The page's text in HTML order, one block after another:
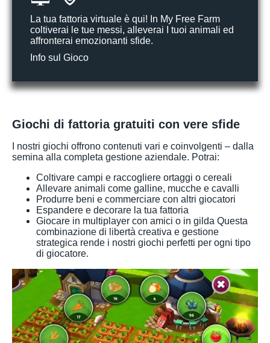
La tua fattoria virtuale è qui! In My Free Farm
coltiverai le tue messi, alleverai I tuoi animali ed
affronterai emozionanti sfide.
Info sul Gioco
Giochi di fattoria gratuiti con vere sfide
I nostri giochi offrono contenuti vari e coinvolgenti – dalla
semina alla completa gestione aziendale. Potrai:
Coltivare campi e raccogliere ortaggi o cereali
Allevare animali come galline, mucche e cavalli
Produrre beni e commerciare con altri giocatori
Espandere e decorare la tua fattoria
Giocare in multiplayer con amici o in gilda Questa
combinazione di libertà creativa e gestione
strategica rende i nostri giochi perfetti per ogni tipo
di giocatore.